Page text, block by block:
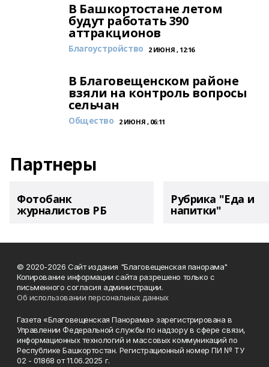
В Башкортостане летом
будут работать 390
аттракционов
Благоустройство 2 ИЮНЯ , 12:16
В Благовещенском районе
взяли на контроль вопросы
сельчан
Общество 2 ИЮНЯ , 06:11
Партнеры
Фотобанк
журналистов РБ
Рубрика "Еда и
напитки"
© 2020-2026 Сайт издания "Благовещенская панорама"
Копирование информации сайта разрешено только с
письменного согласия администрации.
Об использовании персональных данных
Газета «Благовещенская Панорама» зарегистрирована в
Управлении Федеральной службы по надзору в сфере связи,
информационных технологий и массовых коммуникаций по
Республике Башкортостан. Регистрационный номер ПИ № ТУ
02 - 01868 от 11.06.2025 г.